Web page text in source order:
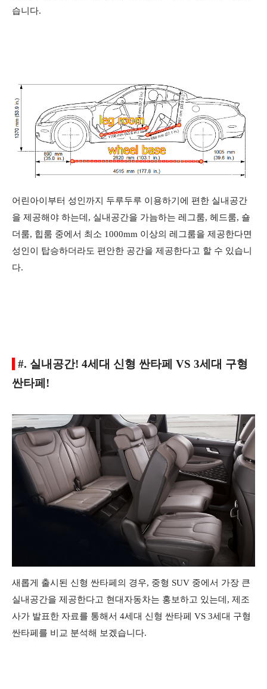
습니다.
어린아이부터 성인까지 두루두루 이용하기에 편한 실내공간
을 제공해야 하는데, 실내공간을 가늠하는 레그룸, 헤드룸, 숄
더룸, 힙룸 중에서 최소 1000mm 이상의 레그룸을 제공한다면
성인이 탑승하더라도 편안한 공간을 제공한다고 할 수 있습니
다.
#. 실내공간! 4세대 신형 싼타페 VS 3세대 구형
싼타페!
새롭게 출시된 신형 싼타페의 경우, 중형 SUV 중에서 가장 큰
실내공간을 제공한다고 현대자동차는 홍보하고 있는데, 제조
사가 발표한 자료를 통해서 4세대 신형 싼타페 VS 3세대 구형
싼타페를 비교 분석해 보겠습니다.